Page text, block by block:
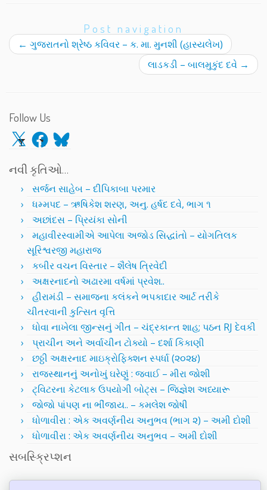
Post navigation
← ગુજરાતનો શ્રેષ્ઠ કવિવર – ક. મા. મુનશી (હાસ્યલેખ)
લાડકડી – બાલમુકુંદ દવે →
Follow Us
X Facebook
Bluesky
નવી કૃતિઓ…
સર્જન સાહેબ – દીપિકાબા પરમાર
ધમ્મપદ – ઋષિકેશ શરણ, અનુ. હર્ષદ દવે, ભાગ ૧
અછાંદસ – પ્રિયંકા સોની
મહાવીરસ્વામીએ આપેલા અજોડ સિદ્ધાંતો – યોગતિલક
સૂરિશ્વરજી મહારાજ
કબીર વચન વિસ્તાર – શૈલેષ ત્રિવેદી
અક્ષરનાદનો અઢારમા વર્ષમાં પ્રવેશ..
હીરામંડી – સમાજના કલંકને ભપકાદાર આર્ટ તરીકે
ચીતરવાની કુત્સિત વૃત્તિ
ધોવા નાખેલા જીન્સનું ગીત – ચંદ્રકાન્ત શાહ; પઠન RJ દેવકી
પ્રાચીન અને અર્વાચીન ટોક્યો – દર્શા કિકાણી
છઠ્ઠી અક્ષરનાદ માઇક્રોફિક્શન સ્પર્ધા (૨૦૨૪)
રાજસ્થાનનું અનોખું ઘરેણું : જવાઈ – મીરા જોશી
ટ્વિટરના કેટલાક ઉપયોગી બોટ્સ – જિજ્ઞેશ અધ્યારૂ
જોજો પાંપણ ના ભીંજાય.. – કમલેશ જોષી
ધોળાવીરા : એક અવર્ણનીય અનુભવ (ભાગ ૨) – અમી દોશી
ધોળાવીરા : એક અવર્ણનીય અનુભવ – અમી દોશી
સબસ્ક્રિપ્શન